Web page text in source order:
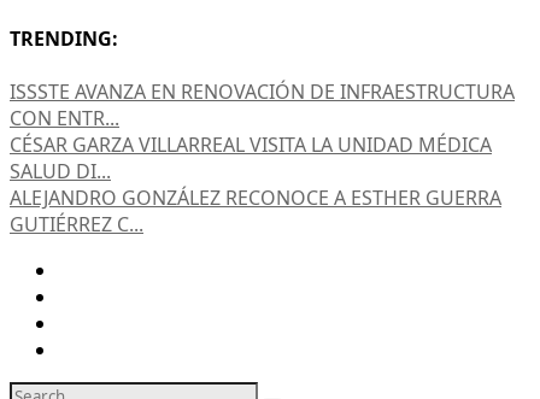
TRENDING:
ISSSTE AVANZA EN RENOVACIÓN DE INFRAESTRUCTURA
CON ENTR...
CÉSAR GARZA VILLARREAL VISITA LA UNIDAD MÉDICA
SALUD DI...
ALEJANDRO GONZÁLEZ RECONOCE A ESTHER GUERRA
GUTIÉRREZ C...